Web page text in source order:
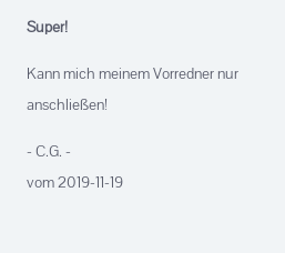
Super!
Kann mich meinem Vorredner nur
anschließen!
- C.G. -
vom 2019-11-19